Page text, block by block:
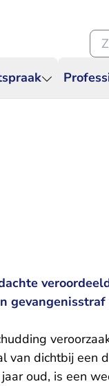
van dichtbij een
oud, is een